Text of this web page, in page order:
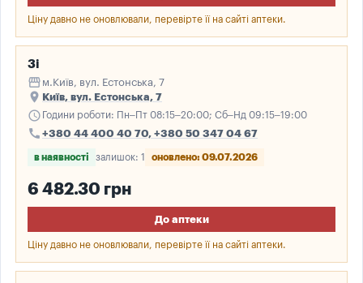
Ціну давно не оновлювали, перевірте її на сайті аптеки.
3і
storefront м.Київ, вул. Естонська, 7
place Київ, вул. Естонська, 7
schedule Години роботи: Пн–Пт 08:15–20:00; Сб–Нд 09:15–19:00
call +380 44 400 40 70, +380 50 347 04 67
в наявності залишок: 1 оновлено: 09.07.2026
6 482.30 грн
До аптеки
Ціну давно не оновлювали, перевірте її на сайті аптеки.